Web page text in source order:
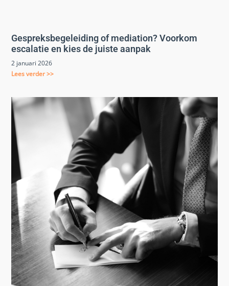
Gespreksbegeleiding of mediation? Voorkom
escalatie en kies de juiste aanpak
2 januari 2026
Lees verder >>